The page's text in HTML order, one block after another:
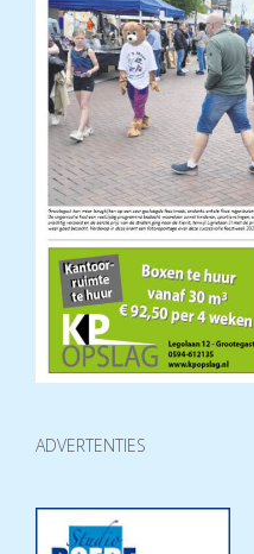
ADVERTENTIES